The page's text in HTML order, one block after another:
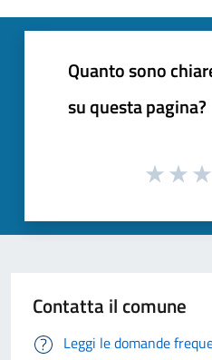
Quanto sono
su questa pagina?
Contatta il comune
Leggi le domande